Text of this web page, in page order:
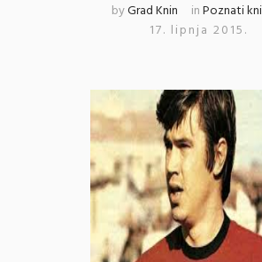
byGrad Knin inPoznati
17. lipnja 2015.